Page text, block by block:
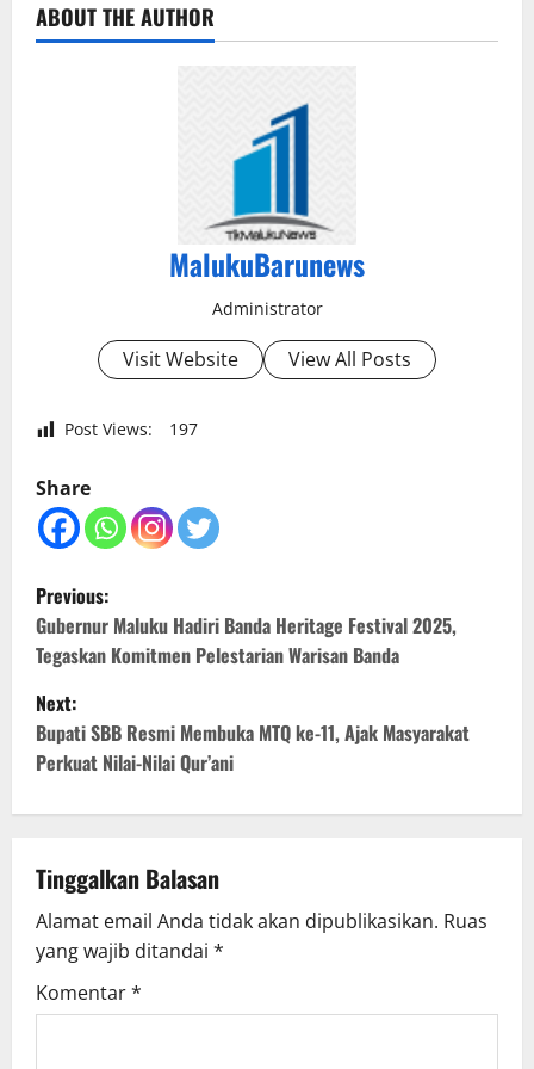
ABOUT THE AUTHOR
MalukuBarunews
Administrator
Visit Website View All Posts
Post Views: 197
Share
P
o
s
t
n
v
i
g
Previous:
Gubernur Maluku Hadiri Banda Heritage Festival 2025,
Tegaskan Komitmen Pelestarian Warisan Banda
Next:
Bupati SBB Resmi Membuka MTQ ke-11, Ajak Masyarakat
Perkuat Nilai-Nilai Qur’ani
Tinggalkan Balasan
Alamat email Anda tidak akan dipublikasikan. Ruas
yang wajib ditandai *
Komentar*